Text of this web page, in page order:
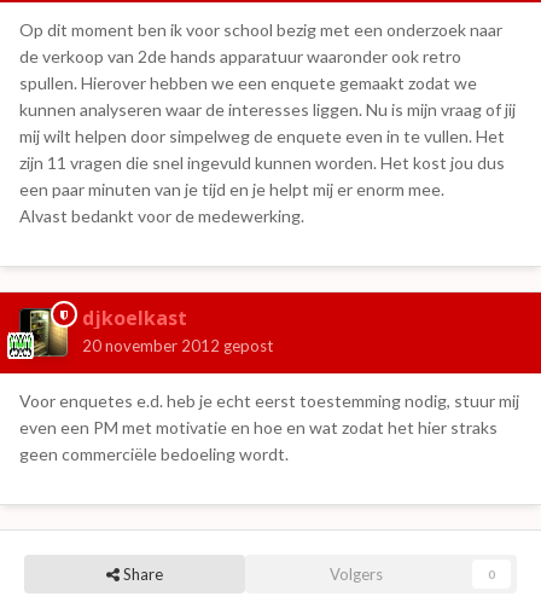
Op dit moment ben ik voor school bezig met een onderzoek naar
de verkoop van 2de hands apparatuur waaronder ook retro
spullen. Hierover hebben we een enquete gemaakt zodat we
kunnen analyseren waar de interesses liggen. Nu is mijn vraag of jij
mij wilt helpen door simpelweg de enquete even in te vullen. Het
zijn 11 vragen die snel ingevuld kunnen worden. Het kost jou dus
een paar minuten van je tijd en je helpt mij er enorm mee.
Alvast bedankt voor de medewerking.
djkoelkast
20 november 2012 gepost
Voor enquetes e.d. heb je echt eerst toestemming nodig, stuur mij
even een PM met motivatie en hoe en wat zodat het hier straks
geen commerciële bedoeling wordt.
Share Volgers 0